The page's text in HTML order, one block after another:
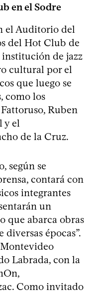
en el Sodre
el Auditorio del
del Hot Club de
de jazz
cultural por el
que luego se
como los
Ruben
y el
de la Cruz.
según se
contará con
integrantes
un
que abarca obras
épocas”.
Labrada, con la
Como invitado